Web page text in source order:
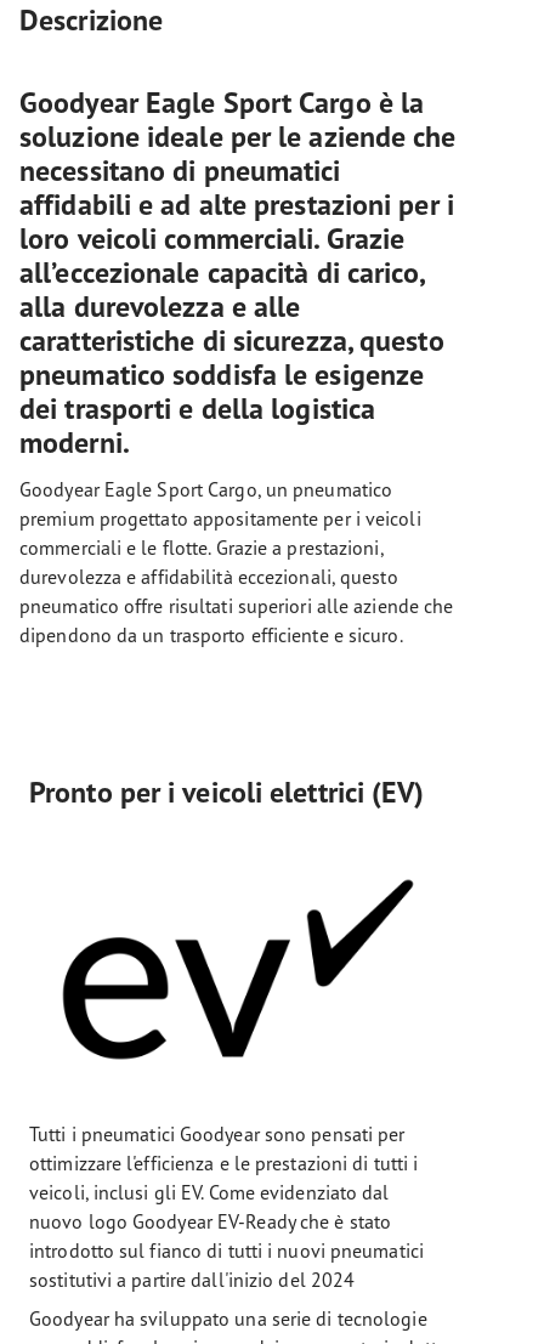
Descrizione
Goodyear Eagle Sport Cargo è la
soluzione ideale per le aziende che
necessitano di pneumatici
affidabili e ad alte prestazioni per i
loro veicoli commerciali. Grazie
all’eccezionale capacità di carico,
alla durevolezza e alle
caratteristiche di sicurezza, questo
pneumatico soddisfa le esigenze
dei trasporti e della logistica
moderni.
Goodyear Eagle Sport Cargo, un pneumatico
premium progettato appositamente per i veicoli
commerciali e le flotte. Grazie a prestazioni,
durevolezza e affidabilità eccezionali, questo
pneumatico offre risultati superiori alle aziende che
dipendono da un trasporto efficiente e sicuro.
Pronto per i veicoli elettrici (EV)
Tutti i pneumatici Goodyear sono pensati per
ottimizzare l'efficienza e le prestazioni di tutti i
veicoli, inclusi gli EV. Come evidenziato dal
nuovo logo Goodyear EV-Ready che è stato
introdotto sul fianco di tutti i nuovi pneumatici
sostitutivi a partire dall'inizio del 2024
Goodyear ha sviluppato una serie di tecnologie